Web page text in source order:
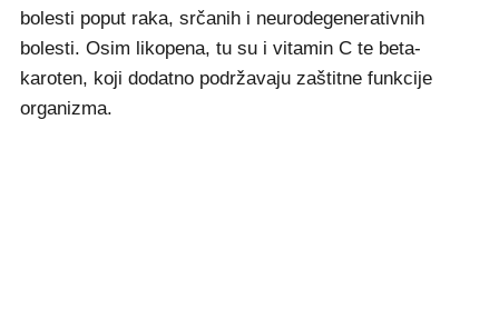
bolesti poput raka, srčanih i neurodegenerativnih
bolesti. Osim likopena, tu su i vitamin C te beta-
karoten, koji dodatno podržavaju zaštitne funkcije
organizma.